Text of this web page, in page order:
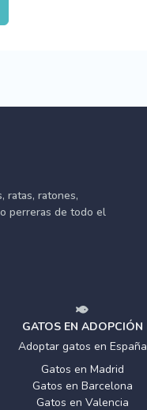
ratas, ratones,
perreras de todo el
GATOS EN ADOPCIÓN
Adoptar gatos en España
Gatos en Madrid
Gatos en Barcelona
Gatos en Valencia